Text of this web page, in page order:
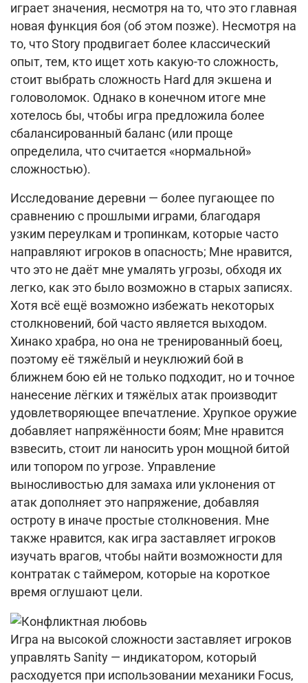
играет значения, несмотря на то, что это главная
новая функция боя (об этом позже). Несмотря на
то, что Story продвигает более классический
опыт, тем, кто ищет хоть какую-то сложность,
стоит выбрать сложность Hard для экшена и
головоломок. Однако в конечном итоге мне
хотелось бы, чтобы игра предложила более
сбалансированный баланс (или проще
определила, что считается «нормальной»
сложностью).
Исследование деревни — более пугающее по
сравнению с прошлыми играми, благодаря
узким переулкам и тропинкам, которые часто
направляют игроков в опасность; Мне нравится,
что это не даёт мне умалять угрозы, обходя их
легко, как это было возможно в старых записях.
Хотя всё ещё возможно избежать некоторых
столкновений, бой часто является выходом.
Хинако храбра, но она не тренированный боец,
поэтому её тяжёлый и неуклюжий бой в
ближнем бою ей не только подходит, но и точное
нанесение лёгких и тяжёлых атак производит
удовлетворяющее впечатление. Хрупкое оружие
добавляет напряжённости боям; Мне нравится
взвесить, стоит ли наносить урон мощной битой
или топором по угрозе. Управление
выносливостью для замаха или уклонения от
атак дополняет это напряжение, добавляя
остроту в иначе простые столкновения. Мне
также нравится, как игра заставляет игроков
изучать врагов, чтобы найти возможности для
контратак с таймером, которые на короткое
время оглушают цели.
Игра на высокой сложности заставляет игроков
управлять Sanity — индикатором, который
расходуется при использовании механики Focus,